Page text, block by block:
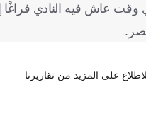
وقت عاش فيه النادي فراغًا